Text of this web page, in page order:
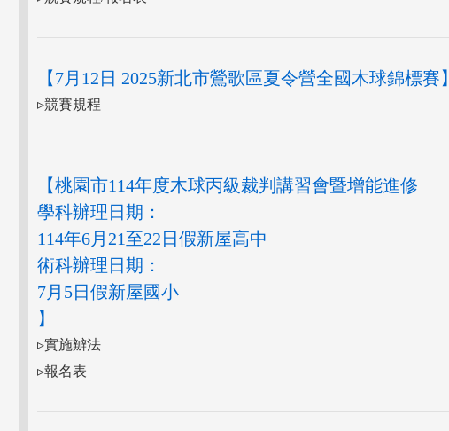
【7月12日 2025新北市鶯歌區夏令營全國木球錦標賽】
▹競賽規程
【桃園市114年度木球丙級裁判講習會暨增能進修
學科辦理日期：
114年6月21至22日假新屋高中
術科辦理日期：
7月5日假新屋國小
】
▹實施辧法
▹報名表